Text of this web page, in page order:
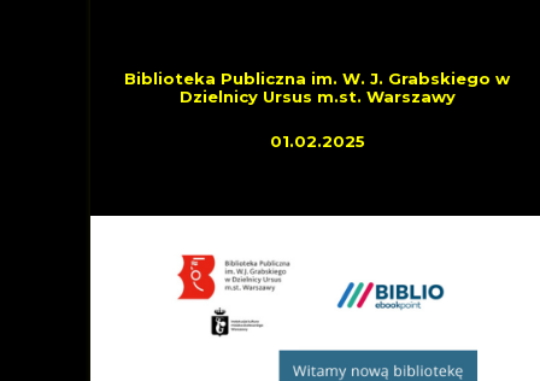
Biblioteka Publiczna im. W. J. Grabskiego w
Dzielnicy Ursus m.st. Warszawy
01.02.2025